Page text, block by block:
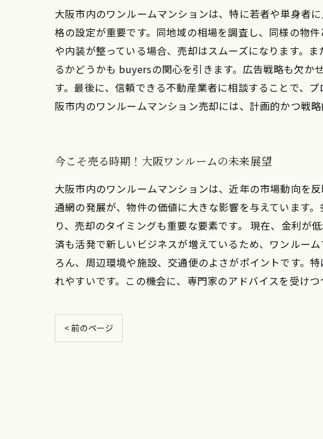
大阪市内のワンルームマンションは、特に若者や単身者
格の設定が重要です。同地域の相場を調査し、同様の物
や内装が整っている場合、売却はスムーズになります。
るかどうかも buyersの関心を引きます。広告戦略も欠か
す。最後に、信頼できる不動産業者に相談することで、
阪市内のワンルームマンション売却には、計画的かつ戦略
今こそ売る時期！大阪ワンルームの未来展望
大阪市内のワンルームマンションは、近年の市場動向を
通網の発展が、物件の価値に大きな影響を与えています
り、売却のタイミングも重要な要素です。 現在、金利が
済も活発で新しいビジネスが増えているため、ワンルー
ろん、周辺環境や施設、交通便のよさがポイントです。
れやすいです。この機会に、専門家のアドバイスを受け
< 前のページ